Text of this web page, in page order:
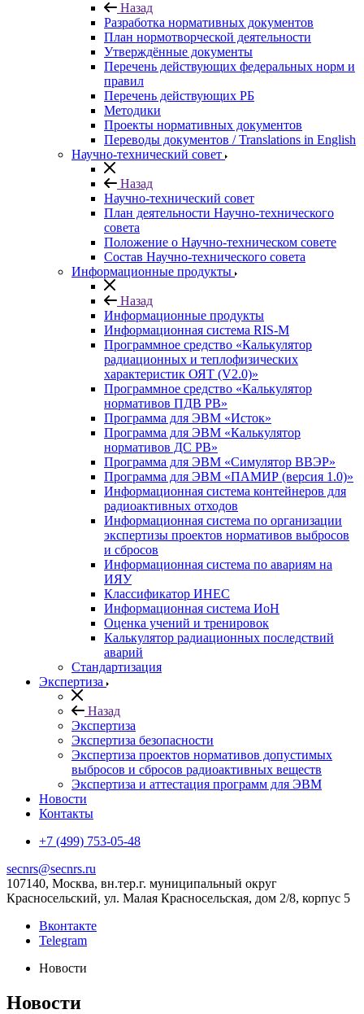
Назад
Разработка нормативных документов
План нормотворческой деятельности
Утверждённые документы
Перечень действующих федеральных норм и
правил
Перечень действующих РБ
Методики
Проекты нормативных документов
Переводы документов / Translations in English
Научно-технический совет
Назад
Научно-технический совет
План деятельности Научно-технического
совета
Положение о Научно-техническом совете
Состав Научно-технического совета
Информационные продукты
Назад
Информационные продукты
Информационная система RIS-M
Программное средство «Калькулятор
радиационных и теплофизических
характеристик ОЯТ (V2.0)»
Программное средство «Калькулятор
нормативов ПДВ РВ»
Программа для ЭВМ «Исток»
Программа для ЭВМ «Калькулятор
нормативов ДС РВ»
Программа для ЭВМ «Симулятор ВВЭР»
Программа для ЭВМ «ПАМИР (версия 1.0)»
Информационная система контейнеров для
радиоактивных отходов
Информационная система по организации
экспертизы проектов нормативов выбросов
и сбросов
Информационная система по авариям на
ИЯУ
Классификатор ИНЕС
Информационная система ИоН
Оценка учений и тренировок
Калькулятор радиационных последствий
аварий
Стандартизация
Экспертиза
Назад
Экспертиза
Экспертиза безопасности
Экспертиза проектов нормативов допустимых
выбросов и сбросов радиоактивных веществ
Экспертиза и аттестация программ для ЭВМ
Новости
Контакты
+7 (499) 753-05-48
secnrs@secnrs.ru
107140, Москва, вн.тер.г. муниципальный округ
Красносельский, ул. Малая Красносельская, дом 2/8, корпус 5
Вконтакте
Telegram
Новости
Новости